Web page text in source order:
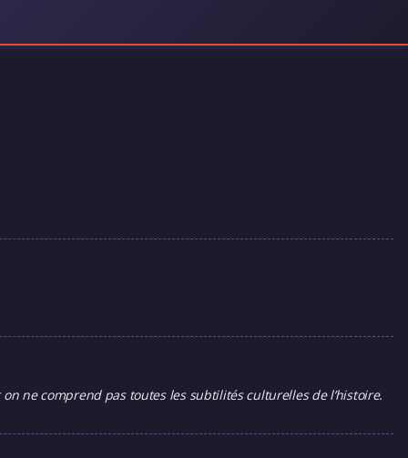
ne comprend pas toutes les subtilités culturelles de l’histoire.